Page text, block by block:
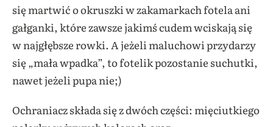
się martwić o okruszki w zakamarkach fotela ani
gałganki, które zawsze jakimś cudem wciskają się
w najgłębsze rowki. A jeżeli maluchowi przydarzy
się „mała wpadka”, to fotelik pozostanie suchutki,
nawet jeżeli pupa nie;)
Ochraniacz składa się z dwóch części: mięciutkiego